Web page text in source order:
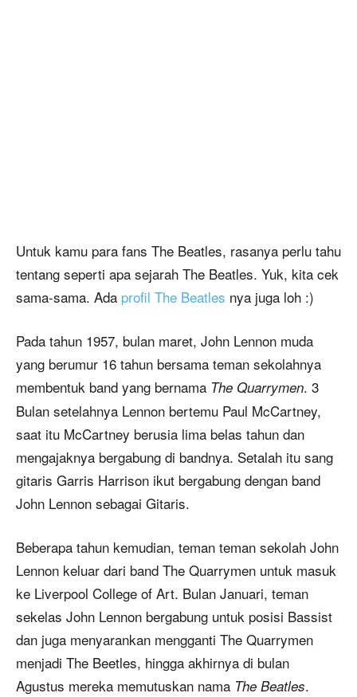
Untuk kamu para fans The Beatles, rasanya perlu tahu
tentang seperti apa sejarah The Beatles. Yuk, kita cek
sama-sama. Ada profil The Beatles nya juga loh :)
Pada tahun 1957, bulan maret, John Lennon muda
yang berumur 16 tahun bersama teman sekolahnya
membentuk band yang bernama The Quarrymen. 3
Bulan setelahnya Lennon bertemu Paul McCartney,
saat itu McCartney berusia lima belas tahun dan
mengajaknya bergabung di bandnya. Setalah itu sang
gitaris Garris Harrison ikut bergabung dengan band
John Lennon sebagai Gitaris.
Beberapa tahun kemudian, teman teman sekolah John
Lennon keluar dari band The Quarrymen untuk masuk
ke Liverpool College of Art. Bulan Januari, teman
sekelas John Lennon bergabung untuk posisi Bassist
dan juga menyarankan mengganti The Quarrymen
menjadi The Beetles, hingga akhirnya di bulan
Agustus mereka memutuskan nama The Beatles.